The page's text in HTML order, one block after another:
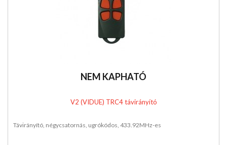
NEM KAPHATÓ
V2 (VIDUE) TRC4 távirányító
Távirányító, négycsatornás, ugrókódos, 433.92MHz-es